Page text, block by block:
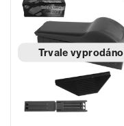
Trvale vyprodáno